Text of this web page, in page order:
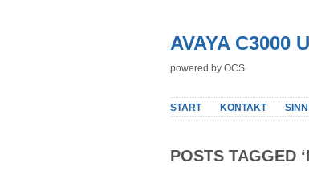
AVAYA C3000
powered by OCS
START KONTAKT
POSTS TAGGED